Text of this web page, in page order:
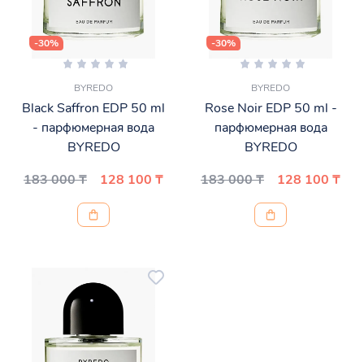
-30%
BYREDO
Black Saffron EDP 50 ml
- парфюмерная вода
BYREDO
183 000 ₸
128 100 ₸
-30%
BYREDO
Rose Noir EDP 50 ml -
парфюмерная вода
BYREDO
183 000 ₸
128 100 ₸